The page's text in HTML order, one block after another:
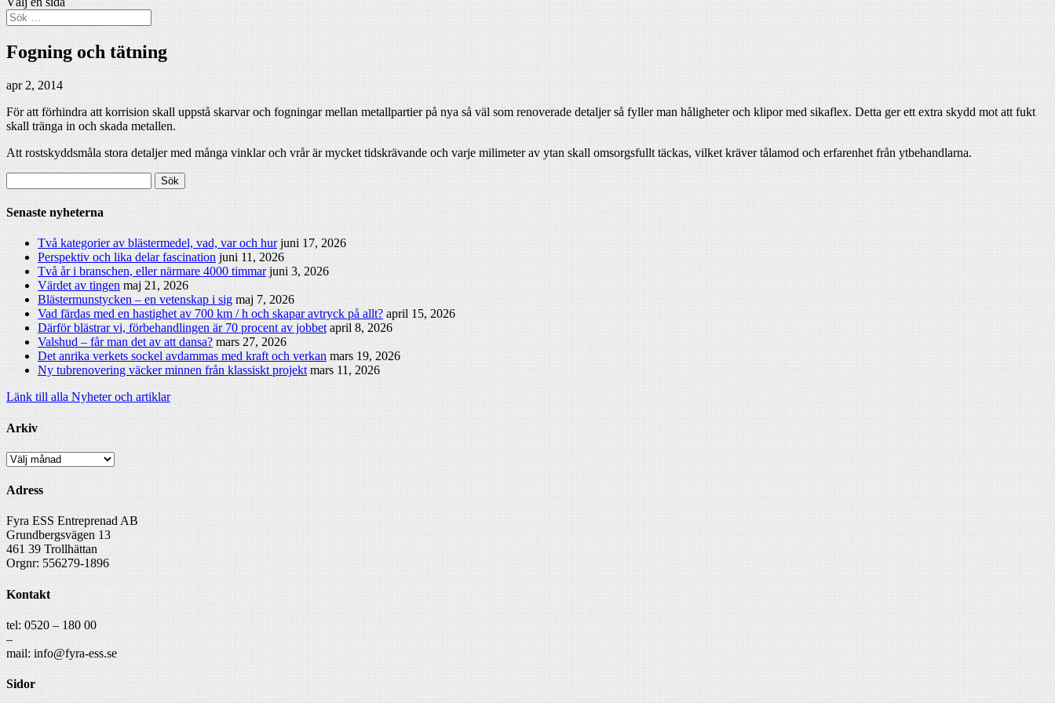
Fogning och tätning
apr 2, 2014
För att förhindra att korrision skall uppstå skarvar och fogningar mellan metallpartier på nya så väl som renoverade detaljer så fyller man håligheter och klipor med sikaflex. Detta ger ett extra skydd mot att fukt
skall tränga in och skada metallen.
Att rostskyddsmåla stora detaljer med många vinklar och vrår är mycket tidskrävande och varje milimeter av ytan skall omsorgsfullt täckas, vilket kräver tålamod och erfarenhet från ytbehandlarna.
efter:
Senaste nyheterna
Två kategorier av blästermedel, vad, var och hur juni 17, 2026
Perspektiv och lika delar fascination juni 11, 2026
Två år i branschen, eller närmare 4000 timmar juni 3, 2026
Värdet av tingen maj 21, 2026
Blästermunstycken – en vetenskap i sig maj 7, 2026
Vad färdas med en hastighet av 700 km / h och skapar avtryck på allt? april 15, 2026
Därför blästrar vi, förbehandlingen är 70 procent av jobbet april 8, 2026
Valshud – får man det av att dansa? mars 27, 2026
Det anrika verkets sockel avdammas med kraft och verkan mars 19, 2026
Ny tubrenovering väcker minnen från klassiskt projekt mars 11, 2026
Länk till alla Nyheter och artiklar
Arkiv
Arkiv
Adress
Fyra ESS Entreprenad AB
Grundbergsvägen 13
461 39 Trollhättan
Orgnr: 556279-1896
Kontakt
tel: 0520 – 180 00
–
mail: info@fyra-ess.se
Sidor